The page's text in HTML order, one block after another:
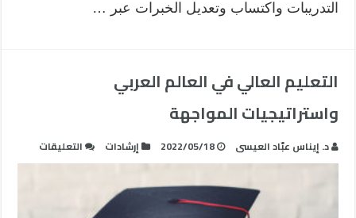
التدريبات واكتساب وتعديل الخبرات عبر …
التعليم العالي في العالم العربي
واستراتيجيات المواجهة
د. إيناس عبّاد العيسى 2022/05/18 إرشادات التعليقات
التعليم